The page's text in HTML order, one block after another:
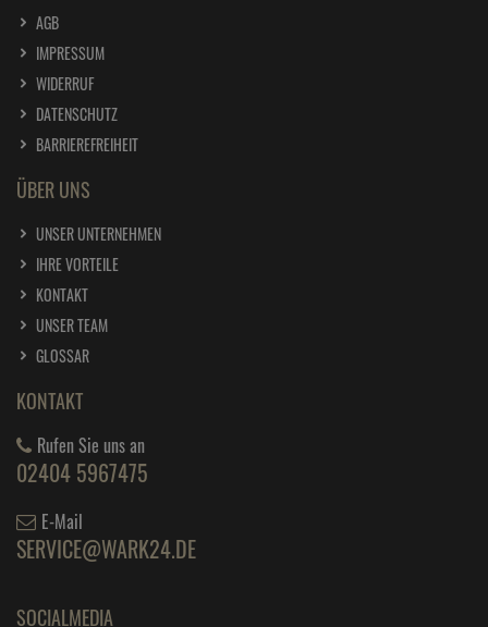
AGB
IMPRESSUM
WIDERRUF
DATENSCHUTZ
BARRIEREFREIHEIT
ÜBER UNS
UNSER UNTERNEHMEN
IHRE VORTEILE
KONTAKT
UNSER TEAM
GLOSSAR
KONTAKT
Rufen Sie uns an
02404 5967475
E-Mail
SERVICE@WARK24.DE
SOCIALMEDIA